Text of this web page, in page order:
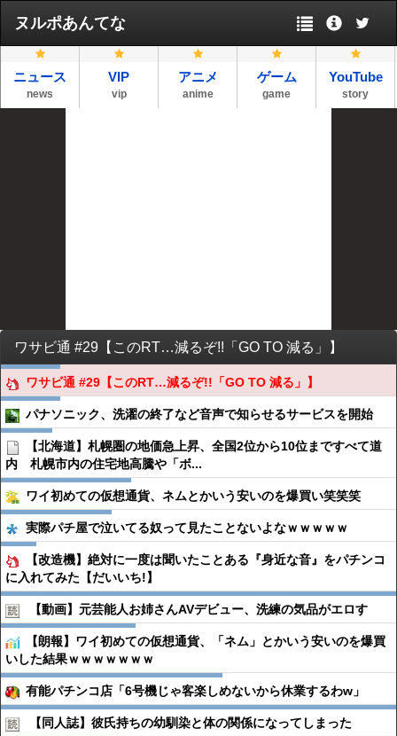
ヌルポあんてな
ニュース
news
VIP
vip
アニメ
anime
ゲーム
game
YouTube
story
ワサビ通 #29【このRT…減るぞ!!「GO TO 減る」】
ワサビ通 #29【このRT…減るぞ!!「GO TO 減る」】
パナソニック、洗濯の終了など音声で知らせるサービスを開始
【北海道】札幌圏の地価急上昇、全国2位から10位まですべて道
内 札幌市内の住宅地高騰や「ボ...
ワイ初めての仮想通貨、ネムとかいう安いのを爆買い笑笑笑
実際パチ屋で泣いてる奴って見たことないよなｗｗｗｗｗ
【改造機】絶対に一度は聞いたことある『身近な音』をパチンコ
に入れてみた【だいいち!】
【動画】元芸能人お姉さんAVデビュー、洗練の気品がエロす
【朗報】ワイ初めての仮想通貨、「ネム」とかいう安いのを爆買
いした結果ｗｗｗｗｗｗｗ
有能パチンコ店「6号機じゃ客楽しめないから休業するわw」
【同人誌】彼氏持ちの幼馴染と体の関係になってしまった